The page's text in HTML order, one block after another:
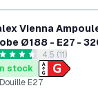
de souhaits
Vienna
Ø188 - E27 -
- Lampe Vintage
ouvrir le
étoiles de notation
4.5 (11)
stock
Douille E27